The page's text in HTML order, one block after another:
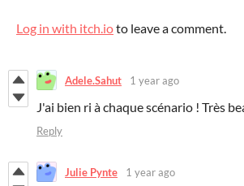
Log in with itch.ioto leave a comment.
Adele.Sahut 1 year ago
J'ai bien ri à chaque scénario ! Très
Reply
Julie Pynte 1 year ago